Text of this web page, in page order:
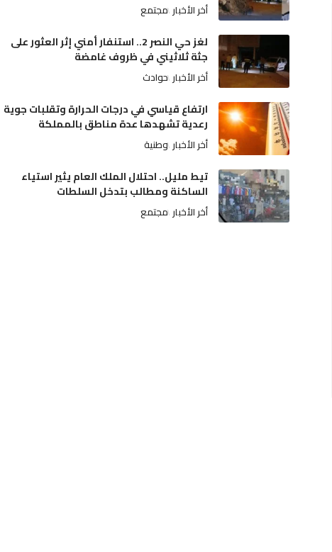
أخر الأخبار مجتمع
لغز حي النصر 2.. استنفار أمني إثر العثور على
جثة ثلاثيني في ظروف غامضة
أخر الأخبار حوادث
ارتفاع قياسي في درجات الحرارة وتقلبات جوية
رعدية تشهدها عدة مناطق بالمملكة
أخر الأخبار وطنية
تيط مليل.. احتلال الملك العام يثير استياء
الساكنة ومطالب بتدخل السلطات
أخر الأخبار مجتمع